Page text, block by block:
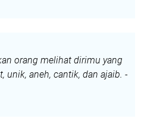
orang melihat dirimu yang
unik, aneh, cantik, dan ajaib. -